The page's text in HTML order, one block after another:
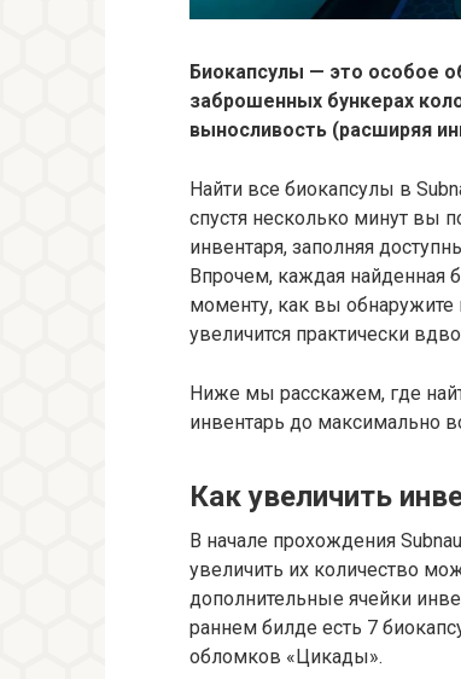
Биокапсулы — это особое
заброшенных бункерах
выносливость (расширяя
Найти все биокапсулы в
спустя несколько минут вы
инвентаря, заполняя
Впрочем, каждая найденная
моменту, как вы обнаружите
увеличится практически
Ниже мы расскажем, где
инвентарь до максимально
Как увеличить
В начале прохождения
увеличить их количество
дополнительные ячейки
раннем билде есть 7
обломков «Цикады».